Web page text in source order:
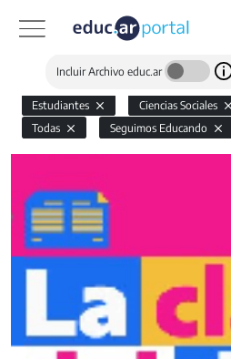
Incluir Archivo educ.ar
Estudiantes Ciencias Sociales
Todas
Seguimos Educando